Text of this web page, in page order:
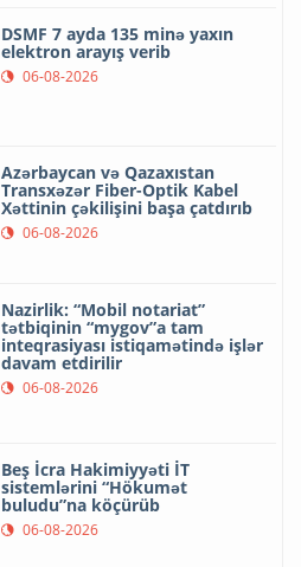
DSMF 7 ayda 135 minə yaxın
elektron arayış verib
06-08-2026
Azərbaycan və Qazaxıstan
Transxəzər Fiber-Optik Kabel
Xəttinin çəkilişini başa çatdırıb
06-08-2026
Nazirlik: “Mobil notariat”
tətbiqinin “mygov”a tam
inteqrasiyası istiqamətində işlər
davam etdirilir
06-08-2026
Beş İcra Hakimiyyəti İT
sistemlərini “Hökumət
buludu”na köçürüb
06-08-2026